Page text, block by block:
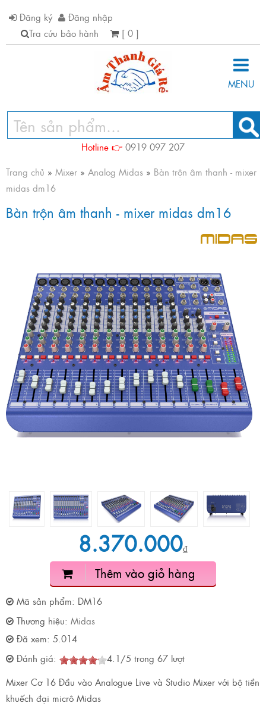
Đăng ký
Đăng nhập
Tra cứu bảo hành
[ 0 ]
MENU
Hotline 👉 0919 097 207
Trang chủ » Mixer » Analog Midas » Bàn trộn âm thanh - mixer
midas dm16
Bàn trộn âm thanh - mixer midas dm16
8.370.000₫
Thêm vào giỏ hàng
Mã sản phẩm: DM16
Thương hiệu: Midas
Đã xem: 5.014
Đánh giá:
4.1/5 trong 67 lượt
Mixer Cơ 16 Đầu vào Analogue Live và Studio Mixer với bộ tiền
khuếch đại micrô Midas